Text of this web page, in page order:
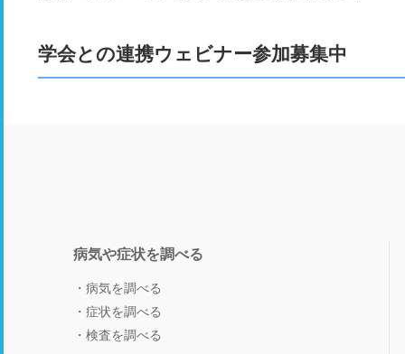
学会との連携ウェビナー参加募集中
病気や症状を調べる
病気を調べる
症状を調べる
検査を調べる